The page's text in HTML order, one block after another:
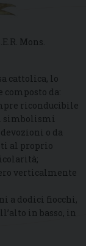
Mons.
cattolica, lo
da:
riconducibile
simbolismi
o da
al proprio
verticalmente
a dodici fiocchi,
in basso, in